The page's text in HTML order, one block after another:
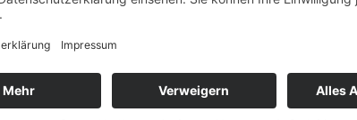
FSJ &